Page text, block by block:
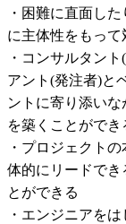
・困難に直面し
に主体性をもって
・コンサルタン
アント(発注者)と
ントに寄り添い
を築くことができ
・プロジェクト
体的にリードでき
とができる
・エンジニアを